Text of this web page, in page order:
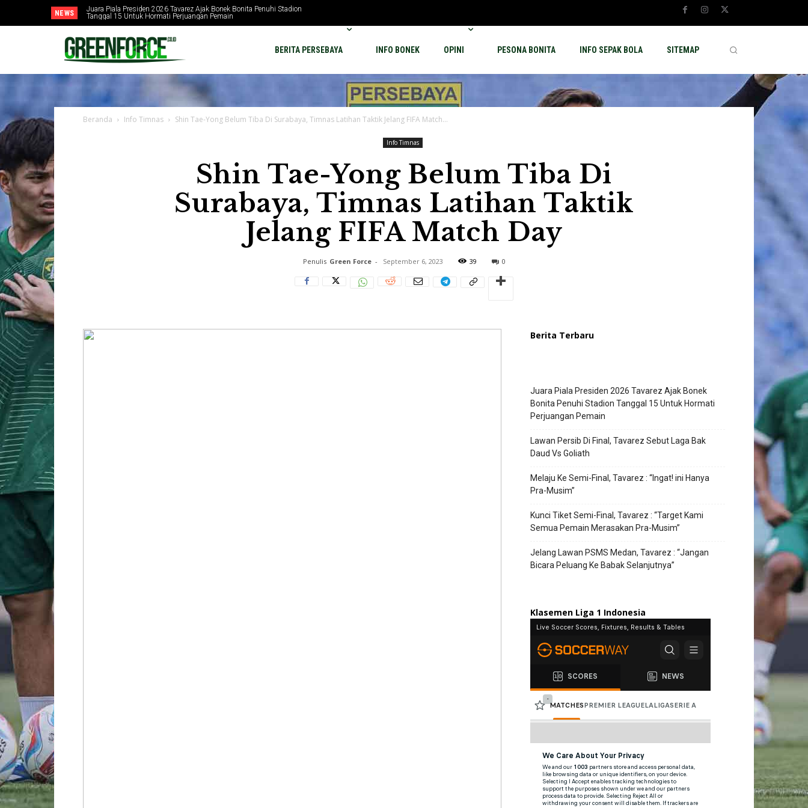
NEWS
Juara Piala Presiden 2026 Tavarez Ajak Bonek Bonita Penuhi Stadion
Tanggal 15 Untuk Hormati Perjuangan Pemain
BERITA PERSEBAYA INFO BONEK OPINI PESONA BONITA INFO SEPAK BOLA SITEMAP
Beranda Info Timnas Shin Tae-Yong Belum Tiba Di Surabaya, Timnas Latihan Taktik Jelang FIFA Match...
Info Timnas
Shin Tae-Yong Belum Tiba Di
Surabaya, Timnas Latihan Taktik
Jelang FIFA Match Day
Penulis Green Force - September 6, 2023 39 0
Berita Terbaru
Juara Piala Presiden 2026 Tavarez Ajak Bonek
Bonita Penuhi Stadion Tanggal 15 Untuk Hormati
Perjuangan Pemain
Lawan Persib Di Final, Tavarez Sebut Laga Bak
Daud Vs Goliath
Melaju Ke Semi-Final, Tavarez : “Ingat! ini Hanya
Pra-Musim”
Kunci Tiket Semi-Final, Tavarez : “Target Kami
Semua Pemain Merasakan Pra-Musim”
Jelang Lawan PSMS Medan, Tavarez : “Jangan
Bicara Peluang Ke Babak Selanjutnya”
Klasemen Liga 1 Indonesia